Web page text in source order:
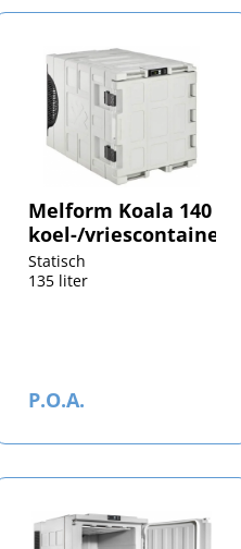
Melform Koala 140
koel-/vriescontainer
Statisch
135 liter
P.O.A.